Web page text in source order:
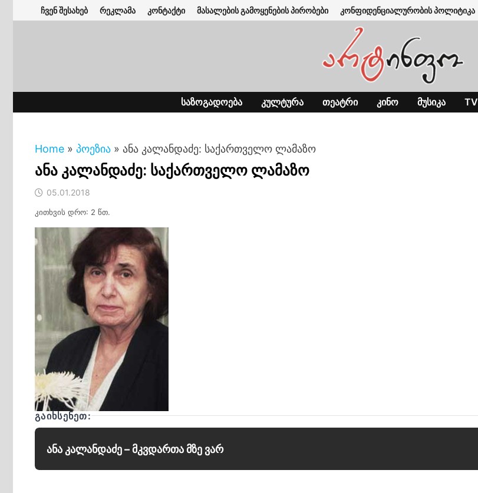
to
ჩვენ შესახებ რეკლამა კონტაქტი მასალების გამოყენების პირობები კონფიდენციალურობის პოლიტიკა
ᲡᲐᲖᲝᲒᲐᲓᲝᲔᲑᲐ ᲙᲣᲚᲢᲣᲠᲐ ᲗᲔᲐᲢᲠᲘ ᲙᲘᲜᲝ ᲛᲣᲡᲘᲙᲐ TV
Home » პოეზია » ანა კალანდაძე: საქართველო ლამაზო
ანა კალანდაძე: საქართველო ლამაზო
05.01.2018
კითხვის დრო: 2 წთ.
ᲒᲐᲘᲮᲡᲔᲜᲔᲗ:
ანა კალანდაძე – მკვდართა მზე ვარ